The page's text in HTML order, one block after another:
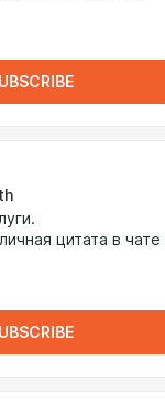
цитата в чате